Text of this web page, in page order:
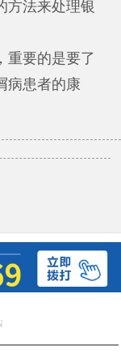
方法来处理银
重要的是要了
病患者的康